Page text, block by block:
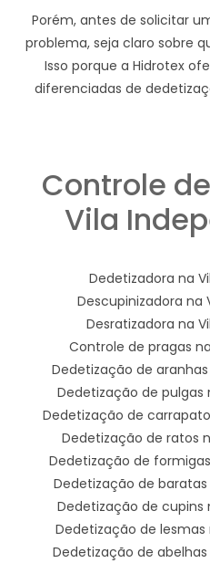
Porém, antes de solicitar
problema, seja claro sobre
Isso porque a Hidrotex
diferenciadas de
Controle
Vila
Dedetizadora na
Descupinizadora na
Desratizadora na
Controle de pragas
Dedetização de
Dedetização de pulgas
Dedetização de
Dedetização de ratos
Dedetização de
Dedetização de
Dedetização de cupins
Dedetização de lesmas
Dedetização de